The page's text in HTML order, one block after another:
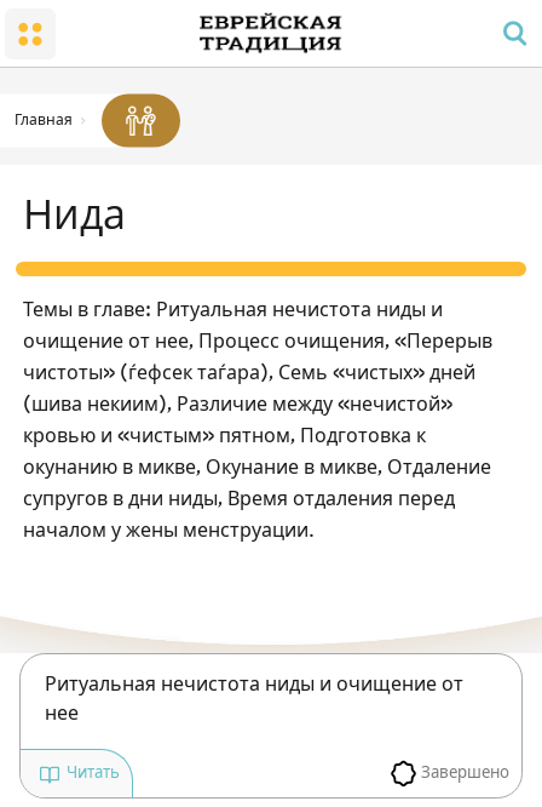
Заповеди радости в семье
Гиюр
Молитва и распорядок дня
Заповедь молитвы для мужчин
Благословения
Законы и уставы
Суббота и праздники
Работа, запрещенная в субботу
Праздники
Отсчет омера; национальные праздники и дни
памяти
Шавуот
Йом Кипур
Суккот
Главная
Нида
Темы в главе: Ритуальная нечистота ниды и
очищение от нее, Процесс очищения, «Перерыв
чистоты» (ѓефсек таѓара), Семь «чистых» дней
(шива некиим), Различие между «нечистой»
кровью и «чистым» пятном, Подготовка к
окунанию в микве, Окунание в микве, Отдаление
супругов в дни ниды, Время отдаления перед
началом у жены менструации.
Ритуальная нечистота ниды и очищение от
нее
Завершено
Читать